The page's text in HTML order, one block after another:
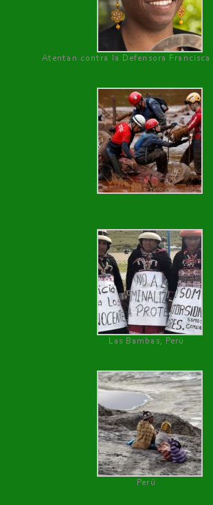
Atentan contra la Defensora Francisca
Las Bambas, Perú
Perú